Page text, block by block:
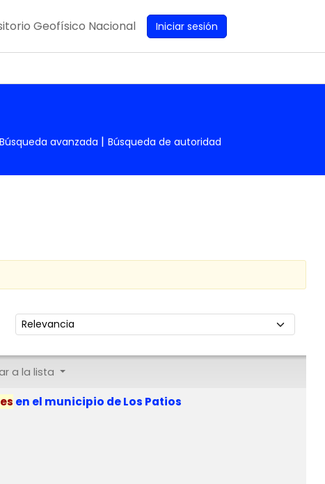
Geofísico Nacional Iniciar sesión
Búsqueda avanzada Búsqueda de autoridad
Ordenar por:
a la lista
en el municipio de Los Patios